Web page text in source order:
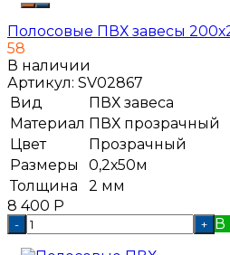
Полосовые ПВХ завесы
58
В наличии
Артикул: SV02867
Вид
ПВХ завеса
Материал ПВХ прозрачный
Цвет
Прозрачный
Размеры
0,2х50м
Толщина
2 мм
8 400 Р
- + В